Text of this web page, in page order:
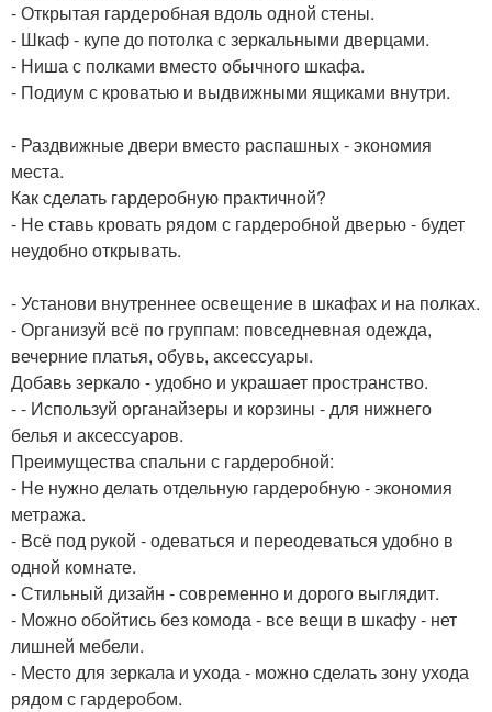
- Открытая гардеробная вдоль одной стены.
- Шкаф - купе до потолка с зеркальными дверцами.
- Ниша с полками вместо обычного шкафа.
- Подиум с кроватью и выдвижными ящиками внутри.
- Раздвижные двери вместо распашных - экономия
места.
Как сделать гардеробную практичной?
- Не ставь кровать рядом с гардеробной дверью - будет
неудобно открывать.
- Установи внутреннее освещение в шкафах и на полках.
- Организуй всё по группам: повседневная одежда,
вечерние платья, обувь, аксессуары.
Добавь зеркало - удобно и украшает пространство.
- - Используй органайзеры и корзины - для нижнего
белья и аксессуаров.
Преимущества спальни с гардеробной:
- Не нужно делать отдельную гардеробную - экономия
метража.
- Всё под рукой - одеваться и переодеваться удобно в
одной комнате.
- Стильный дизайн - современно и дорого выглядит.
- Можно обойтись без комода - все вещи в шкафу - нет
лишней мебели.
- Место для зеркала и ухода - можно сделать зону ухода
рядом с гардеробом.